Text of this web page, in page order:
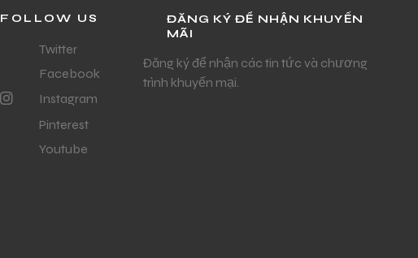
FOLLOW US
Twitter
Facebook
Instagram
Pinterest
Youtube
ĐĂNG KÝ ĐỂ NHẬN KHUYẾN
MÃI
Đăng ký để nhận các tin tức và chương
trình khuyến mại.